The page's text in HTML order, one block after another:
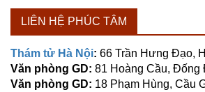
LIÊN HỆ PHÚC TÂM
Thám tử Hà Nội: 66 Trần Hưng Đạo,
Văn phòng GD: 81 Hoàng Cầu, Đống
Văn phòng GD: 18 Phạm Hùng, Cầu